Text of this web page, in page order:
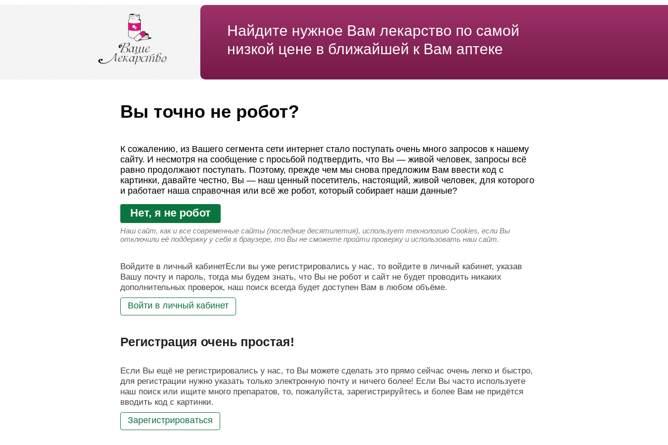
Найдите нужное Вам лекарство по самой
низкой цене в ближайшей к Вам аптеке
Вы точно не робот?
К сожалению, из Вашего сегмента сети интернет стало поступать очень много запросов к нашему
сайту. И несмотря на сообщение с просьбой подтвердить, что Вы — живой человек, запросы всё
равно продолжают поступать. Поэтому, прежде чем мы снова предложим Вам ввести код с
картинки, давайте честно, Вы — наш ценный посетитель, настоящий, живой человек, для которого
и работает наша справочная или всё же робот, который собирает наши данные?
Нет, я не робот
Наш сайт, как и все современные сайты (последние десятилетия), использует технологию Cookies, если Вы
отключили её поддержку у себя в браузере, то Вы не сможете пройти проверку и использовать наш сайт.
Войдите в личный кабинетЕсли вы уже регистрировались у нас, то войдите в личный кабинет, указав
Вашу почту и пароль, тогда мы будем знать, что Вы не робот и сайт не будет проводить никаких
дополнительных проверок, наш поиск всегда будет доступен Вам в любом объёме.
Войти в личный кабинет
Регистрация очень простая!
Если Вы ещё не регистрировались у нас, то Вы можете сделать это прямо сейчас очень легко и быстро,
для регистрации нужно указать только электронную почту и ничего более! Если Вы часто используете
наш поиск или ищите много препаратов, то, пожалуйста, зарегистрируйтесь и более Вам не придётся
вводить код с картинки.
Зарегистрироваться